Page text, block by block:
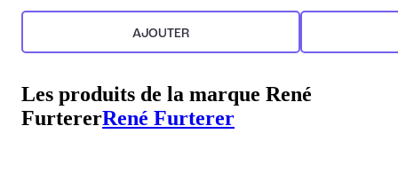
AJOUTER
Les produits de la marque René
FurtererRené Furterer